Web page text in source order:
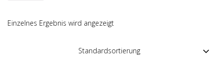
Einzelnes Ergebnis wird angezeigt